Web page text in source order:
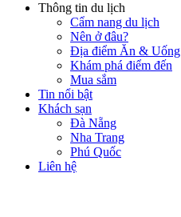
Thông tin du lịch
Cẩm nang du lịch
Nên ở đâu?
Địa điểm Ăn & Uống
Khám phá điểm đến
Mua sắm
Tin nổi bật
Khách sạn
Đà Nẵng
Nha Trang
Phú Quốc
Liên hệ